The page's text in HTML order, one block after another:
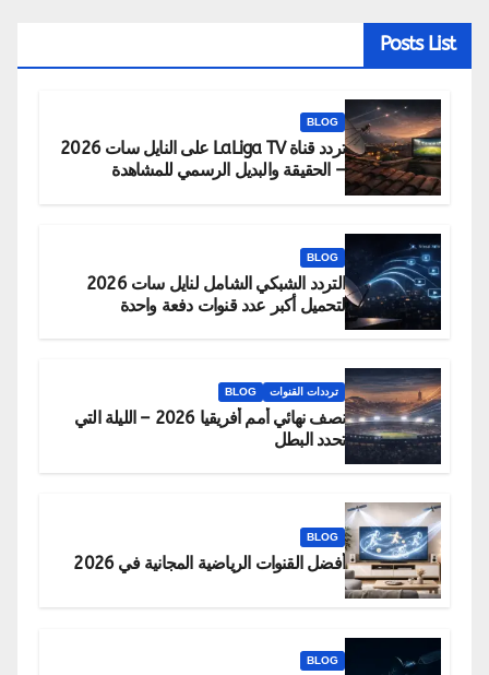
Posts List
BLOG
تردد قناة LaLiga TV على النايل سات 2026
– الحقيقة والبديل الرسمي للمشاهدة
BLOG
التردد الشبكي الشامل لنايل سات 2026
لتحميل أكبر عدد قنوات دفعة واحدة
ترددات القنوات BLOG
نصف نهائي أمم أفريقيا 2026 – الليلة التي
تحدد البطل
BLOG
أفضل القنوات الرياضية المجانية في 2026
BLOG